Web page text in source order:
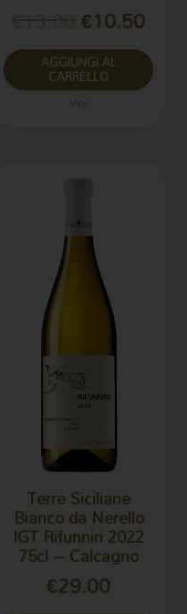
€10.50
AGGIUNGI AL
CARRELLO
Terre Siciliane
Bianco da Nerello
IGT Rifunniri 2022
75cl – Calcagno
€29.00